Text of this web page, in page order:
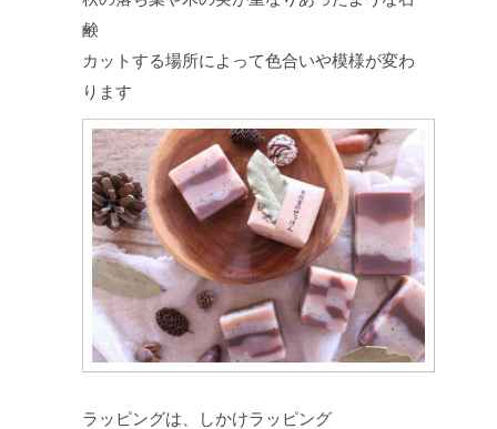
鹸
カットする場所によって色合いや模様が変わ
ります
ラッピングは、しかけラッピング